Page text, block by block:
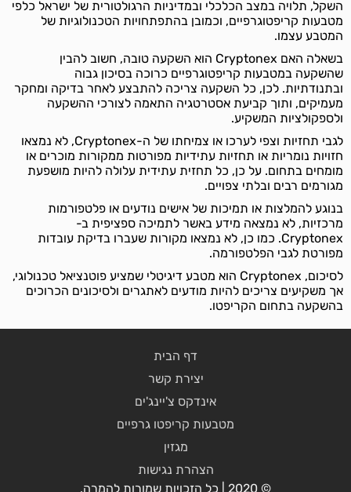
השקל, תלויה במצב הכלכלי ובמדיניות הרגולטורית של ישראל כלפי
מטבעות קריפטוגרפיים, וכמובן בהתפתחויות הטכנולוגיות של
המטבע עצמו.
בשאלה האם Cryptonex הוא השקעה טובה, חשוב להבין
שהשקעה במטבעות קריפטוגרפיים כרוכה בסיכון גבוה
ובתנודתיות. לכן, כל השקעה צריכה להתבצע לאחר בדיקה ומחקר
מעמיקים, ותוך קביעת אסטרטגיה התאמה לצורכי ההשקעה
ולספקולציות המשקיע.
לגבי תחזיות וצפי לערכו או צמיחתו של ה-Cryptonex, לא נמצאו
חזויות נומריות או תחזיות עתידיות מפורטות ממקורות מוכרים או
מומחים בתחום. על כן, כל תחזית עתידית עלולה להיות מושפעת
מגורמים רבים ובלתי צפויים.
בנוגע להמלצות או תמיכות של אישים נודעים או פלטפורמות
מרכזיות, לא נמצאה מידע באשר לתמיכה ספציפית ב-
Cryptonex. כמו כן, לא נמצאו מקורות שעברו בדיקת עובדות
מפורטת לגבי הפלטפורמה.
לסיכום, Cryptonex הוא מטבע דיגיטלי שמציע פוטנציאל טכנולוגי,
אך משקיעים צריכים להיות מודעים לאתגרים ולסיכונים הכרוכים
בהשקעה בתחום הקריפטו.
דף הבית
יצירת קשר
אינדקס צ'יינג'ים
מטבעות קריפטו גרפיים
מגזין
הצהרת נגישות
© 2020 | כל הזכויות שמורות להמרה.